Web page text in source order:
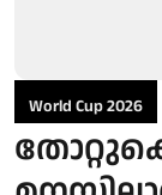
World Cup 2026